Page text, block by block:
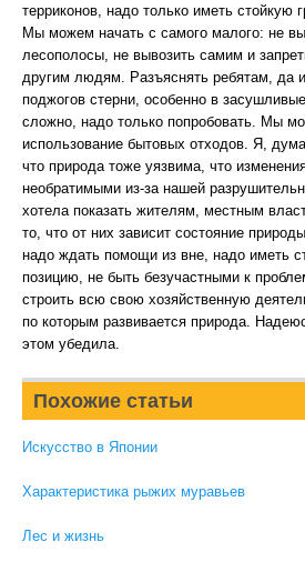
терриконов, надо только иметь стойкую
Мы можем начать с самого малого: не
лесополосы, не вывозить самим и
другим людям. Разъяснять ребятам, да
поджогов стерни, особенно в
сложно, надо только попробовать. Мы
использование бытовых отходов. Я,
что природа тоже уязвима, что
необратимыми из-за нашей
хотела показать жителям, местным
то, что от них зависит состояние
надо ждать помощи из вне, надо иметь
позицию, не быть безучастными к
строить всю свою хозяйственную
по которым развивается природа.
этом убедила.
Похожие статьи
Искусство в Японии
Характеристика рыжих муравьев
Лес и жизнь